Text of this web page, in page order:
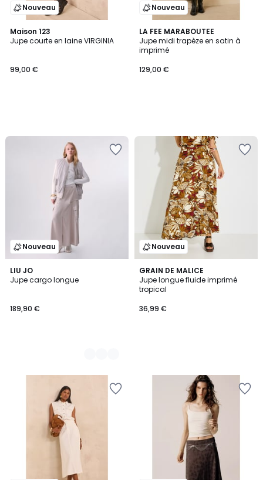
Nouveau
Maison 123
Jupe courte en laine VIRGINIA
99,00 €
Nouveau
LA FEE MARABOUTEE
Jupe midi trapèze en satin à
imprimé
129,00 €
Nouveau
LIU JO
Jupe cargo longue
189,90 €
2
Couleurs
Nouveau
GRAIN DE MALICE
Jupe longue fluide imprimé
tropical
36,99 €